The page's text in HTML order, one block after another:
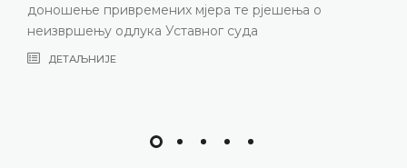
доношење привремених мјера те рјешења о
неизвршењу одлука Уставног суда
ДЕТАЉНИЈЕ